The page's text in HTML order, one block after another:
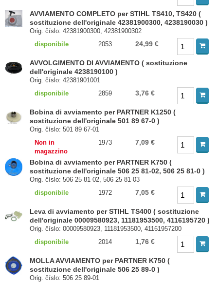
AVVIAMENTO COMPLETO per STIHL TS410, TS420 (
sostituzione dell'originale 42381900300, 4238190030 )
Orig. číslo: 42381900300, 42381900302
disponibile
2053 24,99 €
AVVOLGIMENTO DI AVVIAMENTO ( sostituzione
dell'originale 4238190100 )
Orig. číslo: 42381901001
disponibile
2859 3,76 €
Bobina di avviamento per PARTNER K1250 (
sostituzione dell'originale 501 89 67-0 )
Orig. číslo: 501 89 67-01
Non in
magazzino
1973 7,09 €
Bobina di avviamento per PARTNER K750 (
sostituzione dell'originale 506 25 81-02, 506 25 81-0 )
Orig. číslo: 506 25 81-02, 506 25 81-03
disponibile
1972 7,05 €
Leva di avviamento per STIHL TS400 ( sostituzione
dell'originale 00009580923, 11181953500, 4116195720 )
Orig. číslo: 00009580923, 11181953500, 41161957200
disponibile
2014 1,76 €
MOLLA AVVIAMENTO per PARTNER K750 (
sostituzione dell'originale 506 25 89-0 )
Orig. číslo: 506 25 89-01